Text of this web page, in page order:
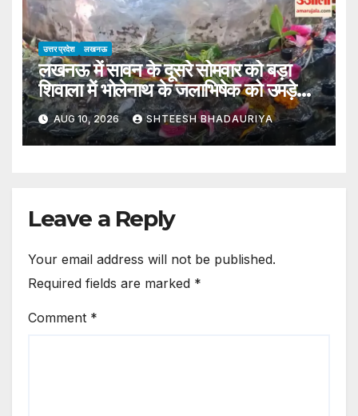
उत्तर प्रदेश लखनऊ
लखनऊ में सावन के दूसरे सोमवार को बड़ा
शिवाला में भोलेनाथ के जलाभिषेक को उमड़े
श्रद्धालु
AUG 10, 2026 SHTEESH BHADAURIYA
Leave a Reply
Your email address will not be published.
Required fields are marked *
Comment *